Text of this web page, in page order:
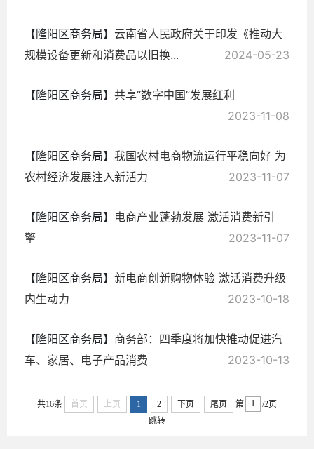
【隆阳区商务局】 云南省人民政府关于印发《推动大
规模设备更新和消费品以旧换...
2024-05-23
【隆阳区商务局】 共享“数字中国”发展红利
2023-11-08
【隆阳区商务局】 我国农村电商物流运行平稳向好 为
农村经济发展注入新活力
2023-11-07
【隆阳区商务局】 电商产业蓬勃发展 激活消费新引
擎
2023-11-07
【隆阳区商务局】 新电商创新购物体验 激活消费升级
内生动力​
2023-10-18
【隆阳区商务局】 商务部：四季度将加快推动促进汽
车、家居、电子产品消费
2023-10-13
共16条 首页 上页 1 2 下页 尾页 第
/2页
跳转